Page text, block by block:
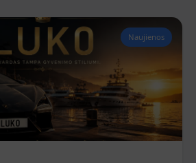
Naujienos